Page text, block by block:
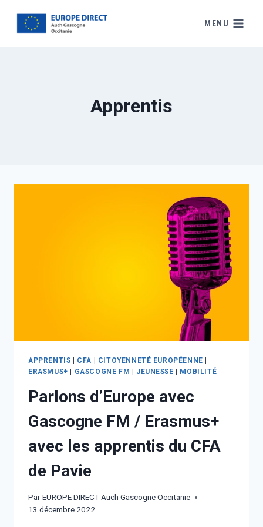
MENU
Apprentis
APPRENTIS | CFA | CITOYENNETÉ EUROPÉENNE |
ERASMUS+ | GASCOGNE FM | JEUNESSE | MOBILITÉ
Parlons d’Europe avec
Gascogne FM / Erasmus+
avec les apprentis du CFA
de Pavie
ParEUROPE DIRECT Auch Gascogne Occitanie
13 décembre 2022